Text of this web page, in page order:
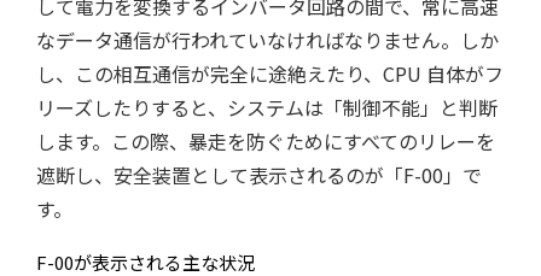
して電力を変換するインバータ回路の間で、常に高速
なデータ通信が行われていなければなりません。しか
し、この相互通信が完全に途絶えたり、CPU 自体がフ
リーズしたりすると、システムは「制御不能」と判断
します。この際、暴走を防ぐためにすべてのリレーを
遮断し、安全装置として表示されるのが「F-00」で
す。
F-00が表示される主な状況